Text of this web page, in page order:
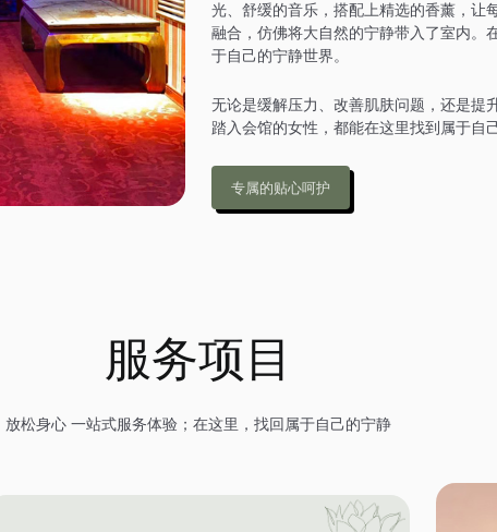
光、舒缓的音乐，搭配上精选的香薰，让
融合，仿佛将大自然的宁静带入了室内。
于自己的宁静世界。
无论是缓解压力、改善肌肤问题，还是提
踏入会馆的女性，都能在这里找到属于自
专属的贴心呵护
服务项目
放松身心 一站式服务体验；在这里，找回属于自己的宁静